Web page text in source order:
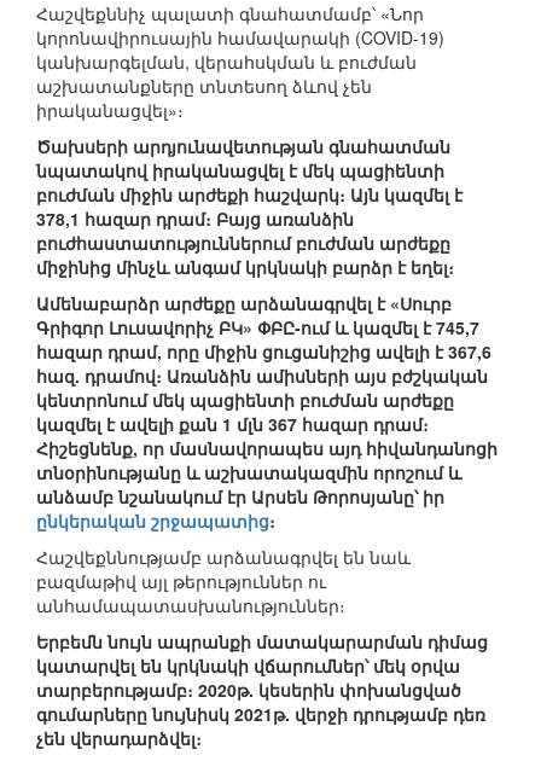
Հաշվեքննիչ պալատի գնահատմամբ՝ «Նոր
կորոնավիրուսային համավարակի (COVID-19)
կանխարգելման, վերահսկման և բուժման
աշխատանքները տնտեսող ձևով չեն
իրականացվել»։
Ծախսերի արդյունավետության գնահատման
նպատակով իրականացվել է մեկ պացիենտի
բուժման միջին արժեքի հաշվարկ։ Այն կազմել է
378,1 հազար դրամ։ Բայց առանձին
բուժհաստատություններում բուժման արժեքը
միջինից մինչև անգամ կրկնակի բարձր է եղել։
Ամենաբարձր արժեքը արձանագրվել է «Սուրբ
Գրիգոր Լուսավորիչ ԲԿ» ՓԲԸ-ում և կազմել է 745,7
հազար դրամ, որը միջին ցուցանիշից ավելի է 367,6
հազ. դրամով։ Առանձին ամիսների այս բժշկական
կենտրոնում մեկ պացիենտի բուժման արժեքը
կազմել է ավելի քան 1 մլն 367 հազար դրամ։
Հիշեցնենք, որ մասնավորապես այդ հիվանդանոցի
տնօրինությանը և աշխատակազմին որոշում և
անձամբ նշանակում էր Արսեն Թորոսյանը՝ իր
ընկերական շրջապատից։
Հաշվեքննությամբ արձանագրվել են նաև
բազմաթիվ այլ թերություններ ու
անհամապատասխանություններ։
Երբեմն նույն ապրանքի մատակարարման դիմաց
կատարվել են կրկնակի վճարումներ՝ մեկ օրվա
տարբերությամբ։ 2020թ. կեսերին փոխանցված
գումարները նույնիսկ 2021թ. վերջի դրությամբ դեռ
չեն վերադարձվել։